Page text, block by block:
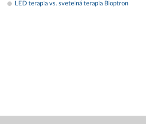
LED terapia vs. svetelná terapia Bioptron